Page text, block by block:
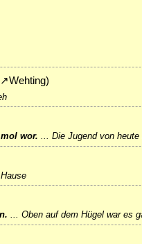
↗Wehting)
wor. ... Die Jugend von
... Oben auf dem Hügel war es